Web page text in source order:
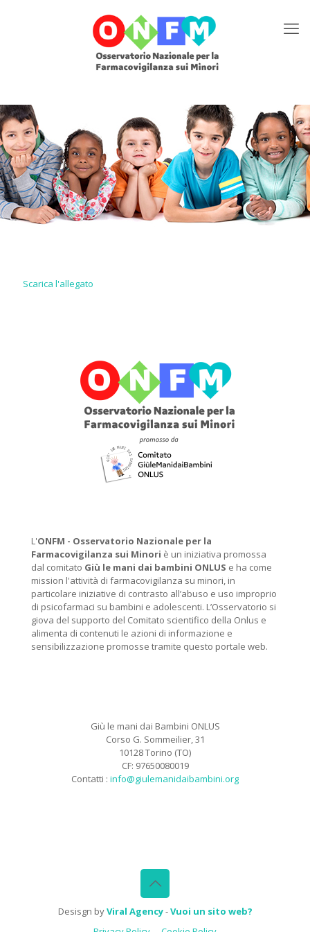
Scarica l'allegato
L'ONFM - Osservatorio Nazionale per la
Farmacovigilanza sui Minori è un iniziativa promossa
dal comitato Giù le mani dai bambini ONLUS e ha come
mission l'attività di farmacovigilanza su minori, in
particolare iniziative di contrasto all’abuso e uso improprio
di psicofarmaci su bambini e adolescenti. L’Osservatorio si
giova del supporto del Comitato scientifico della Onlus e
alimenta di contenuti le azioni di informazione e
sensibilizzazione promosse tramite questo portale web.
Giù le mani dai Bambini ONLUS
Corso G. Sommeilier, 31
10128 Torino (TO)
CF: 97650080019
Contatti : info@giulemanidaibambini.org
Desisgn byViral Agency-Vuoi un sito web?